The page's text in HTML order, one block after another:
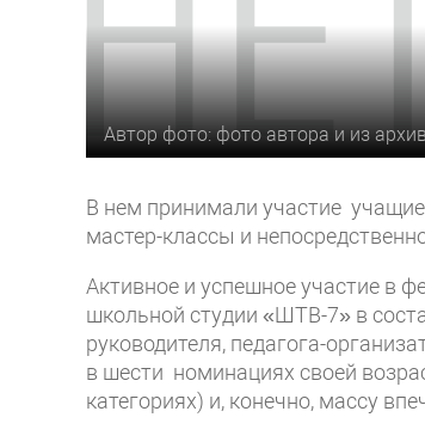
Автор фото: фото автора и из
В нем принимали участие
мастер-классы и
Активное и успешное участие в
школьной студии «ШТВ-7» в
руководителя, педагога-
в шести номинациях своей
категориях) и, конечно, массу